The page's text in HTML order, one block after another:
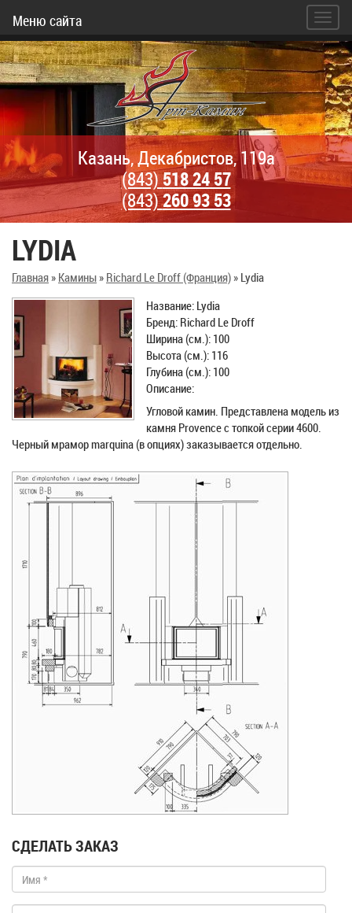
Меню сайта
Казань, Декабристов, 119а
(843)518 24 57
(843)260 93 53
LYDIA
Главная» Камины» Richard Le Droff (Франция)» Lydia
Название: Lydia
Бренд: Richard Le Droff
Ширина (см.): 100
Высота (см.): 116
Глубина (см.): 100
Описание:
Угловой камин. Представлена модель из
камня Provence с топкой серии 4600.
Черный мрамор marquina (в опциях) заказывается отдельно.
СДЕЛАТЬ ЗАКАЗ